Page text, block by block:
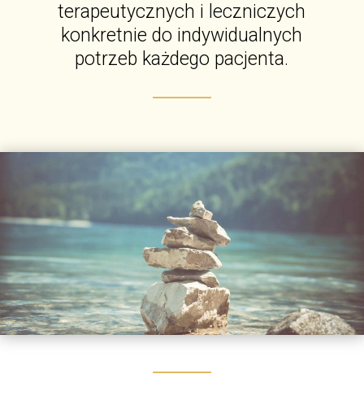
terapeutycznych i leczniczych
konkretnie do indywidualnych
potrzeb każdego pacjenta.